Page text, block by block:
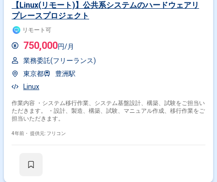
【Linux(リモート)】公共系システムのハードウェアリ
プレースプロジェクト
リモート可
750,000円/月
業務委託(フリーランス)
東京都
豊洲駅
Linux
作業内容 ・システム移行作業、システム基盤設計、構築、試験をご担当い
ただきます。 ・設計、製造、構築、試験、マニュアル作成、移行作業をご
担当いただきます。
4年前・ 提供元: フリコン